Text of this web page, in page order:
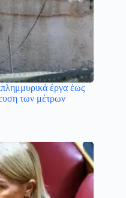
έργα έως
των μέτρων